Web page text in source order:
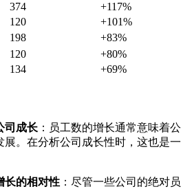
374
+117%
120
+101%
198
+83%
120
+80%
134 +69%
司成长 ：员工数的增长通常意味着公
展。在分析公司成长性时，这也是一
长的相对性 ：尽管一些公司的绝对员